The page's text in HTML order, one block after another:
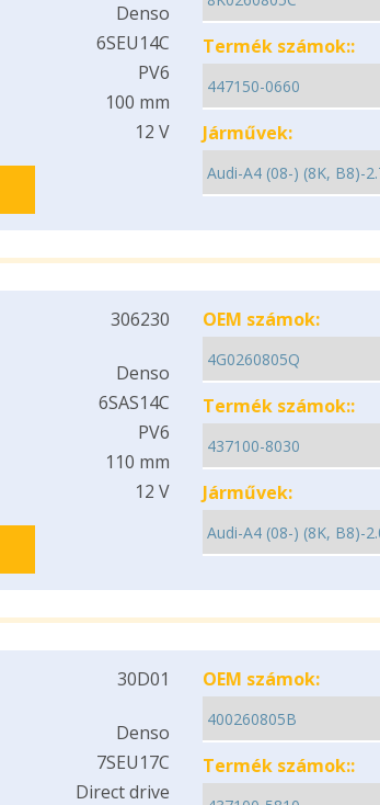
Denso
6SEU14C
PV6
100 mm
12 V
Termék számok::
Járművek:
306230
Denso
6SAS14C
PV6
110 mm
12 V
OEM számok:
Termék számok::
Járművek:
30D01
Denso
7SEU17C
Direct drive
OEM számok:
Termék számok::